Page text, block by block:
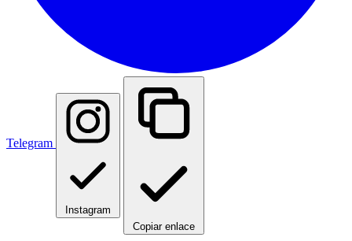
Telegram
Instagram
Copiar enlace